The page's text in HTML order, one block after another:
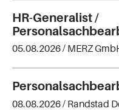
HR-Generalist /
05.08.2026 / MERZ
08.08.2026 / Randstad